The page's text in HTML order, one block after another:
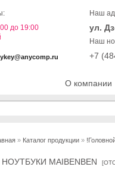
О компании
до 19:00
Наш
ул.
Наш
+7
» Каталог продукции »
НОУТБУКИ MAIBENBEN [